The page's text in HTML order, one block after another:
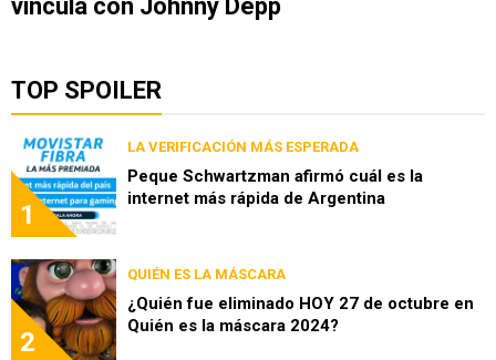
vincula con Johnny Depp
TOP SPOILER
1
LA VERIFICACIÓN MÁS ESPERADA
Peque Schwartzman afirmó cuál es la
internet más rápida de Argentina
2
QUIÉN ES LA MÁSCARA
¿Quién fue eliminado HOY 27 de octubre en
Quién es la máscara 2024?